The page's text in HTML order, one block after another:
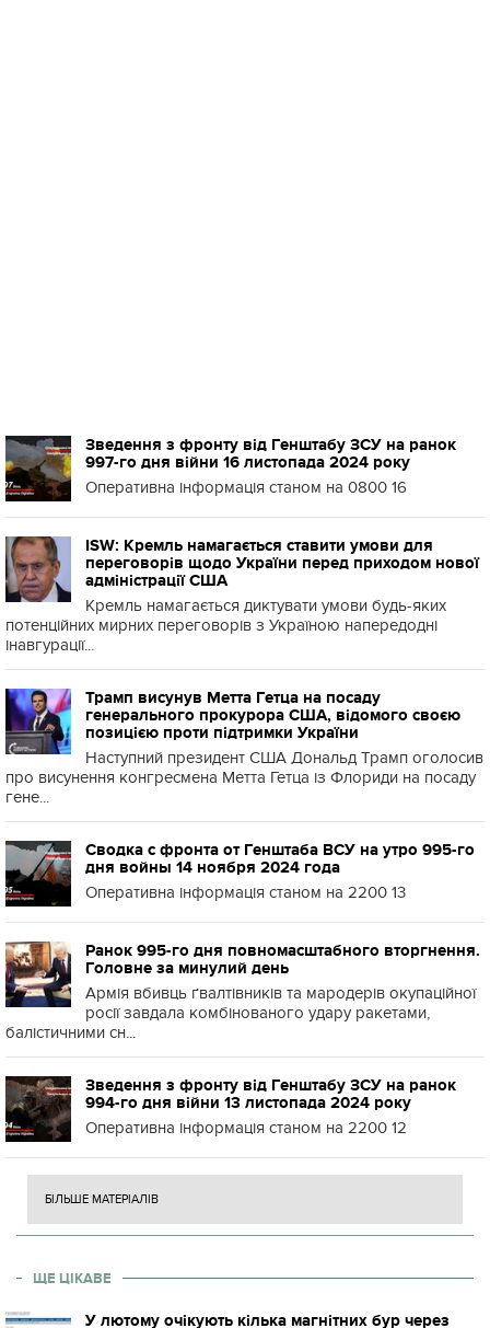
Зведення з фронту від Генштабу ЗСУ на ранок
997-го дня війни 16 листопада 2024 року
Оперативна інформація станом на 0800 16
ISW: Кремль намагається ставити умови для
переговорів щодо України перед приходом нової
адміністрації США
Кремль намагається диктувати умови будь-яких
потенційних мирних переговорів з Україною напередодні
інавгурації...
Трамп висунув Метта Гетца на посаду
генерального прокурора США, відомого своєю
позицією проти підтримки України
Наступний президент США Дональд Трамп оголосив
про висунення конгресмена Метта Гетца із Флориди на посаду
гене...
Сводка с фронта от Генштаба ВСУ на утро 995-го
дня войны 14 ноября 2024 года
Оперативна інформація станом на 2200 13
Ранок 995-го дня повномасштабного вторгнення.
Головне за минулий день
Армія вбивць ґвалтівників та мародерів окупаційної
росії завдала комбінованого удару ракетами,
балістичними сн...
Зведення з фронту від Генштабу ЗСУ на ранок
994-го дня війни 13 листопада 2024 року
Оперативна інформація станом на 2200 12
БІЛЬШЕ МАТЕРІАЛІВ
ЩЕ ЦІКАВЕ
У лютому очікують кілька магнітних бур через